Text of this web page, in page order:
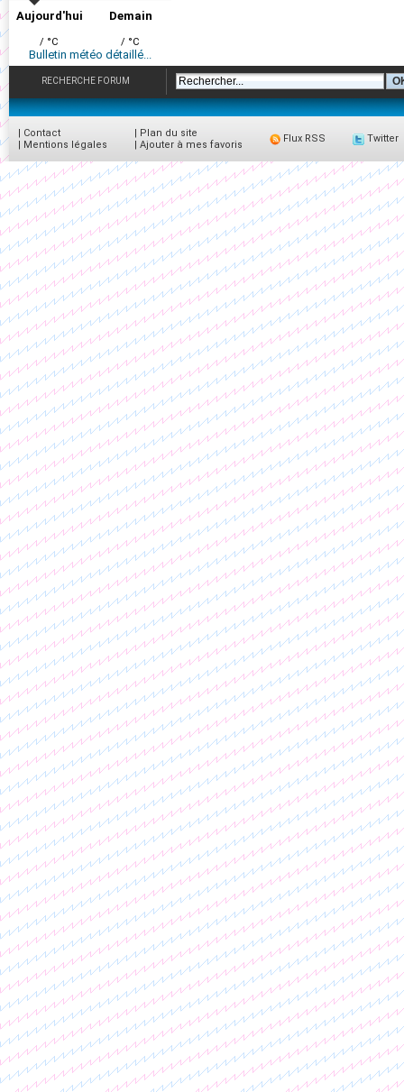
Aujourd'hui
/ °C
Demain
/ °C
Bulletin météo détaillé...
RECHERCHE FORUM
| Contact
| Mentions légales
| Plan du site
| Ajouter à mes favoris
Flux RSS Twitter